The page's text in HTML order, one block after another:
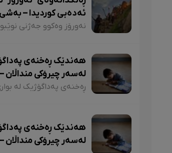
ئەدەبی کوردیدا – بەشی
یەکەم
هەندێک ڕەخنەی
لەسەر چیرۆکی
سێیەم
هەندێک ڕەخنەی
لەسەر چیرۆکی